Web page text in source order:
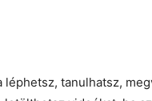
tanulhatsz,